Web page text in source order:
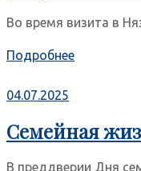
Во время визита в
Подробнее
04.07.2025
Семейная
В преддверии Дня